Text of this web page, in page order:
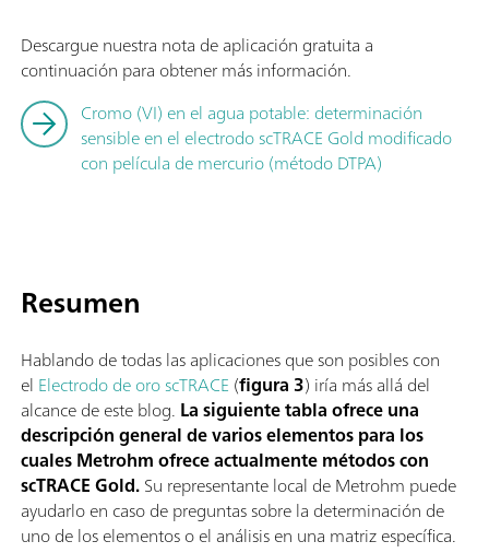
Descargue nuestra nota de aplicación gratuita a
continuación para obtener más información.
Cromo (VI) en el agua potable: determinación
sensible en el electrodo scTRACE Gold modificado
con película de mercurio (método DTPA)
Resumen
Hablando de todas las aplicaciones que son posibles con
el Electrodo de oro scTRACE (figura 3) iría más allá del
alcance de este blog. La siguiente tabla ofrece una
descripción general de varios elementos para los
cuales Metrohm ofrece actualmente métodos con
scTRACE Gold.Su representante local de Metrohm puede
ayudarlo en caso de preguntas sobre la determinación de
uno de los elementos o el análisis en una matriz específica.